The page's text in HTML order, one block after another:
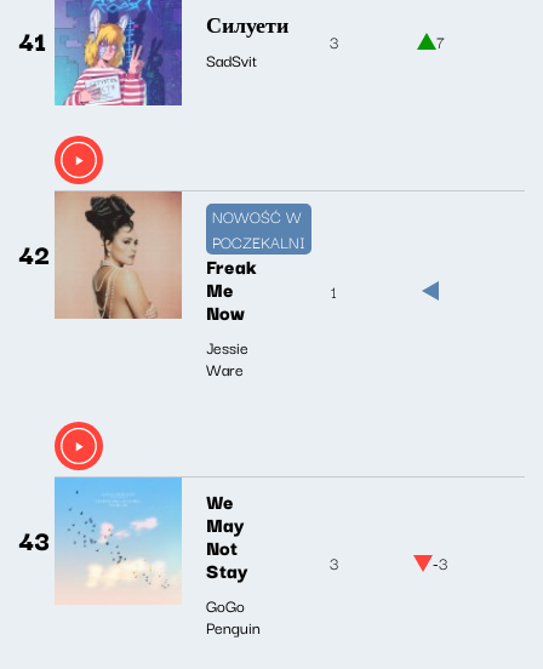
41 Силуети
SadSvit
3 7
42
NOWOŚĆ W
POCZEKALNI
Freak
Me
Now
Jessie
Ware
1
43
We
May
Not
Stay
GoGo
Penguin
3 -3